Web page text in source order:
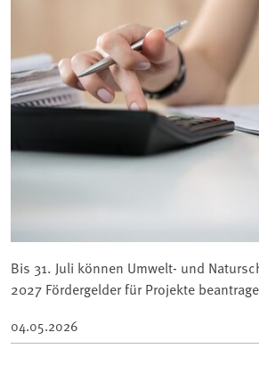
Bis 31. Juli können Umwelt- und
2027 Fördergelder für Projekte
04.05.2026